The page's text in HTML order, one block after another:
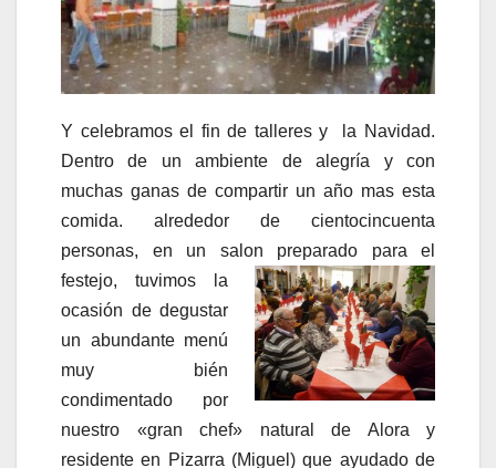
Y celebramos el fin de talleres y la Navidad.
Dentro de un ambiente de alegría y con
muchas ganas de compartir un año mas esta
comida. alrededor de cientocincuenta
personas, en un salon preparado para el
festejo, tuvimos la
ocasión de degustar
un abundante menú
muy bién
condimentado por
nuestro «gran chef» natural de Alora y
residente en Pizarra (Miguel) que ayudado de